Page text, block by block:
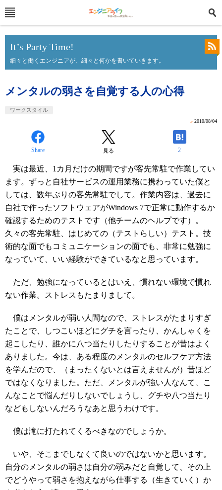
It’s Party Time!
細々と働くエンジニアが、細々と何かを書いていきます。
メンタルの弱さを自覚する人の心得
ワークスタイル
» 2010/08/04
Share 見る 2
実は最近、1カ月だけの期間ですが客先常駐で作業してい
ます。ずっと自社サービスの運用業務に携わっていた僕と
しては、数年ぶりの客先常駐でして。作業内容は、過去に
自社で作ったソフトウェアがWindows 7で正常に動作するか
確認するためのテストです（他チームのヘルプです）。
久々の客先常駐、はじめての（テストらしい）テスト。技
術的な面でもコミュニケーションの面でも、非常に勉強に
なっていて、いい経験ができているなと思っています。
ただ、勉強になっているとはいえ、慣れない環境で慣れ
ない作業。ストレスもたまりまして。
僕はメンタルが弱い人間なので、ストレスがたまりすぎ
たことで、しつこいほどにグチを言ったり、かんしゃくを
起こしたり、誰かに八つ当たりしたりすることが昔はよく
ありました。今は、ある程度のメンタルのセルフケア方法
を学んだので、（まったくないとは言えませんが）昔ほど
ではなくなりました。ただ、メンタルが強い人なんて、こ
んなことで悩んだりしないでしょうし、グチや八つ当たり
などもしないんだろうなあと思うわけです。
僕は滝に打たれてくるべきなのでしょうか。
いや、そこまでしなくて良いのではないかと思います。
自分のメンタルの弱さは自分の弱みだと自覚して、その上
でどうやって弱さを抱えながら仕事する（生きていく）か